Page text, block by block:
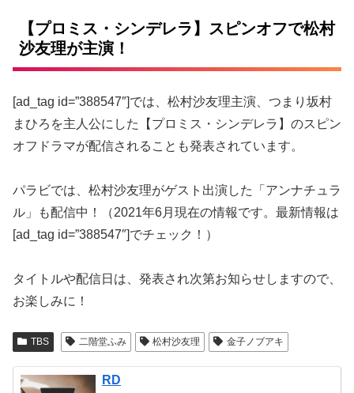
【プロミス・シンデレラ】スピンオフで松村
沙友理が主演！
[ad_tag id=”388547″]では、松村沙友理主演、つまり坂村
まひろを主人公にした【プロミス・シンデレラ】のスピン
オフドラマが配信されることも発表されています。
パラビでは、松村沙友理がゲスト出演した「アンナチュラ
ル」も配信中！（2021年6月現在の情報です。最新情報は
[ad_tag id=”388547″]でチェック！）
タイトルや配信日は、発表され次第お知らせしますので、
お楽しみに！
TBS 二階堂ふみ 松村沙友理 金子ノブアキ
RD